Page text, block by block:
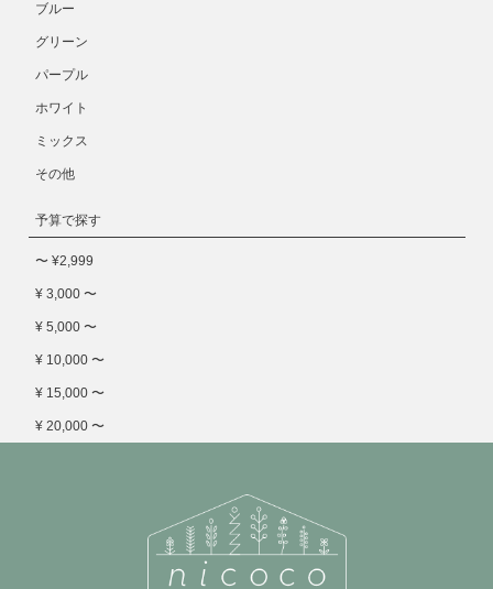
ブルー
グリーン
パープル
ホワイト
ミックス
その他
予算で探す
〜 ¥2,999
¥ 3,000 〜
¥ 5,000 〜
¥ 10,000 〜
¥ 15,000 〜
¥ 20,000 〜